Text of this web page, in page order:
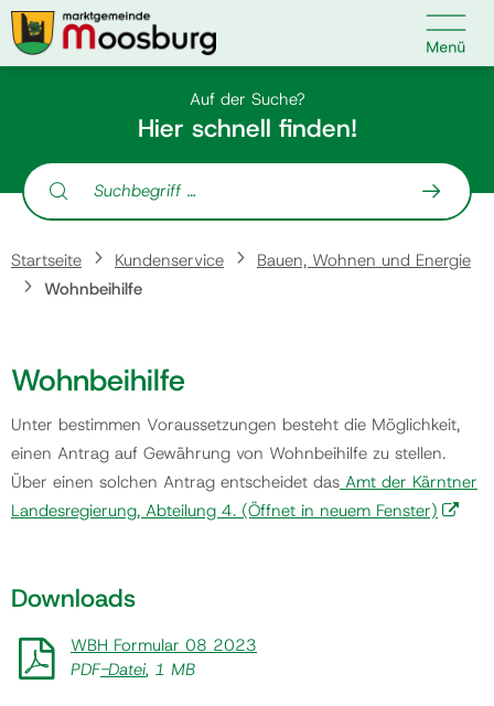
Kontakt 
Suche nach:
Startseite
Kundenservice
Veranstaltungen
Politik
Auf der Suche?
Hier schnell finden!
Suche nach:
Startseite Kundenservice
Bauen, Wohnen und Energie
Wohnbeihilfe
Wohnbeihilfe
Unter bestimmen Voraussetzungen besteht die Möglichkeit,
einen Antrag auf Gewährung von Wohnbeihilfe zu stellen.
Über einen solchen Antrag entscheidet das Amt der Kärntner
Landesregierung, Abteilung 4. (Öffnet in neuem Fenster)
Downloads
WBH Formular 08 2023
PDF-Datei, 1 MB